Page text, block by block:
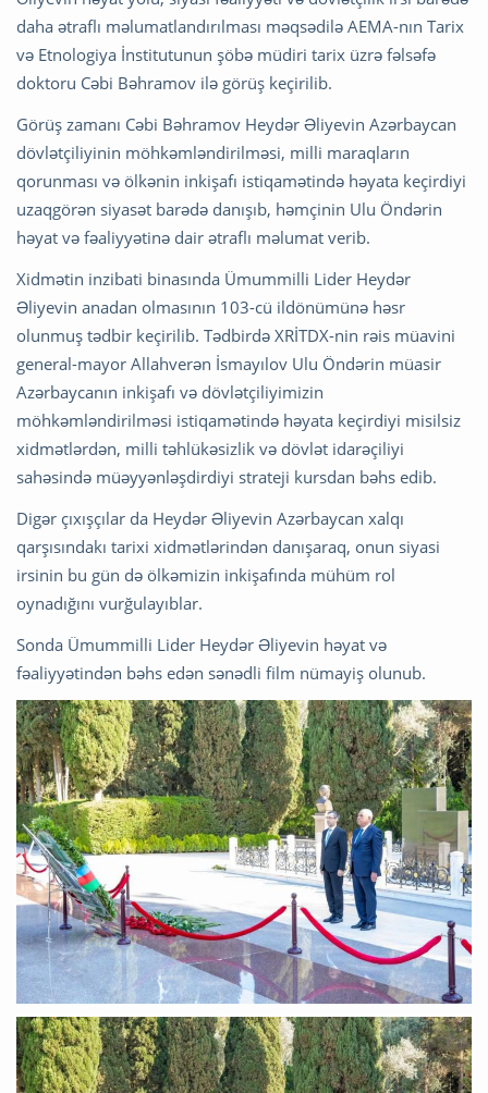
daha ətraflı məlumatlandırılması məqsədilə AEMA-nın Tarix
və Etnologiya İnstitutunun şöbə müdiri tarix üzrə fəlsəfə
doktoru Cəbi Bəhramov ilə görüş keçirilib.
Görüş zamanı Cəbi Bəhramov Heydər Əliyevin Azərbaycan
dövlətçiliyinin möhkəmləndirilməsi, milli maraqların
qorunması və ölkənin inkişafı istiqamətində həyata keçirdiyi
uzaqgörən siyasət barədə danışıb, həmçinin Ulu Öndərin
həyat və fəaliyyətinə dair ətraflı məlumat verib.
Xidmətin inzibati binasında Ümummilli Lider Heydər
Əliyevin anadan olmasının 103-cü ildönümünə həsr
olunmuş tədbir keçirilib. Tədbirdə XRİTDX-nin rəis müavini
general-mayor Allahverən İsmayılov Ulu Öndərin müasir
Azərbaycanın inkişafı və dövlətçiliyimizin
möhkəmləndirilməsi istiqamətində həyata keçirdiyi misilsiz
xidmətlərdən, milli təhlükəsizlik və dövlət idarəçiliyi
sahəsində müəyyənləşdirdiyi strateji kursdan bəhs edib.
Digər çıxışçılar da Heydər Əliyevin Azərbaycan xalqı
qarşısındakı tarixi xidmətlərindən danışaraq, onun siyasi
irsinin bu gün də ölkəmizin inkişafında mühüm rol
oynadığını vurğulayıblar.
Sonda Ümummilli Lider Heydər Əliyevin həyat və
fəaliyyətindən bəhs edən sənədli film nümayiş olunub.